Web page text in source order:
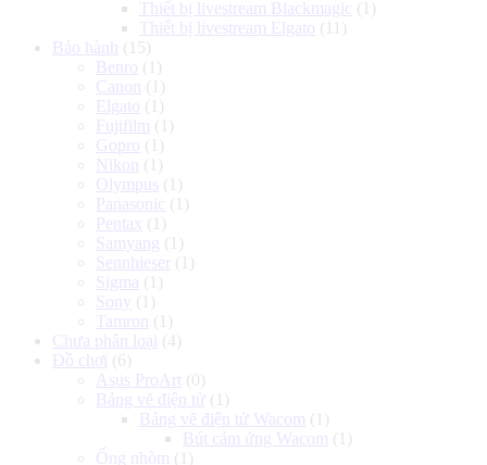
Thiết bị livestream Blackmagic (1)
Thiết bị livestream Elgato (11)
Bảo hành
(15)
Benro (1)
Canon
(1)
Elgato (1)
Fujifilm (1)
Gopro (1)
Nikon
(1)
Olympus (1)
Panasonic (1)
Pentax (1)
Samyang (1)
Sennhieser
(1)
Sigma (1)
Sony (1)
Tamron
(1)
Chưa phân loại (4)
Đồ chơi (6)
Asus ProArt (0)
Bảng vẽ điện tử (1)
Bảng vẽ điện tử Wacom (1)
Bút cảm ứng Wacom (1)
Ống nhòm (1)